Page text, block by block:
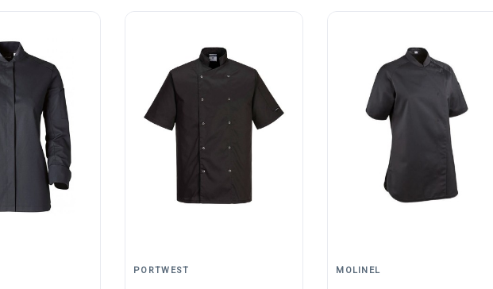
PORTWEST MOLINEL